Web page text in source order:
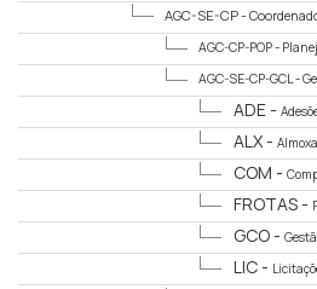
AGC-SE-CP -
AGC-CP-POP -
AGC-SE-CP-GCL -
ADE -
ALX -
COM -
FROTAS -
GCO -
LIC -